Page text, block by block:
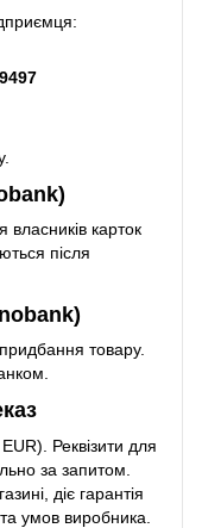
карток
після
товару.
Реквізити для
за запитом.
діє гарантія
умов виробника.